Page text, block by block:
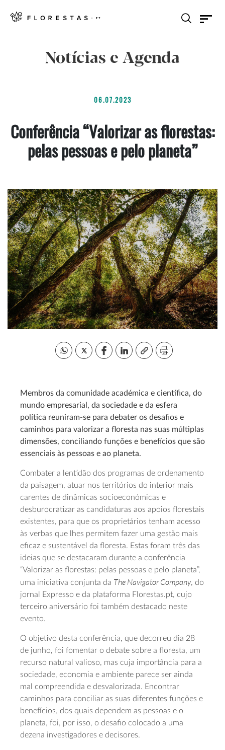
Notícias e Agenda
06.07.2023
Conferência “Valorizar as florestas:
pelas pessoas e pelo planeta”
Membros da comunidade académica e científica, do
mundo empresarial, da sociedade e da esfera
política reuniram-se para debater os desafios e
caminhos para valorizar a floresta nas suas múltiplas
dimensões, conciliando funções e benefícios que são
essenciais às pessoas e ao planeta.
Combater a lentidão dos programas de ordenamento
da paisagem, atuar nos territórios do interior mais
carentes de dinâmicas socioeconómicas e
desburocratizar as candidaturas aos apoios florestais
existentes, para que os proprietários tenham acesso
às verbas que lhes permitem fazer uma gestão mais
eficaz e sustentável da floresta. Estas foram três das
ideias que se destacaram durante a conferência
“Valorizar as florestas: pelas pessoas e pelo planeta”,
uma iniciativa conjunta da The Navigator Company, do
jornal Expresso e da plataforma Florestas.pt, cujo
terceiro aniversário foi também destacado neste
evento.
O objetivo desta conferência, que decorreu dia 28
de junho, foi fomentar o debate sobre a floresta, um
recurso natural valioso, mas cuja importância para a
sociedade, economia e ambiente parece ser ainda
mal compreendida e desvalorizada. Encontrar
caminhos para conciliar as suas diferentes funções e
benefícios, dos quais dependem as pessoas e o
planeta, foi, por isso, o desafio colocado a uma
dezena investigadores e decisores.